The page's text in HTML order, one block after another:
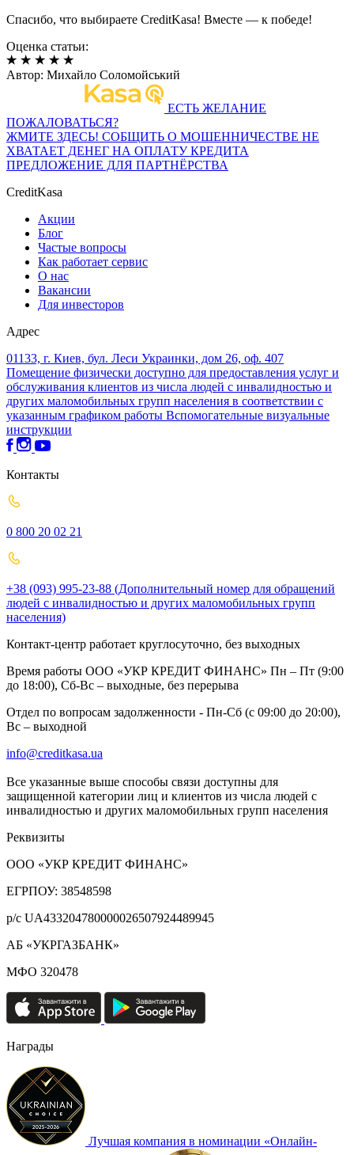
Спасибо, что выбираете CreditKasa! Вместе — к победе!
Оценка статьи:
Автор: Михайло Соломойський
ЕСТЬ ЖЕЛАНИЕ
ПОЖАЛОВАТЬСЯ?
ЖМИТЕ ЗДЕСЬ! СОБЩИТЬ О МОШЕННИЧЕСТВЕ НЕ
ХВАТАЕТ ДЕНЕГ НА ОПЛАТУ КРЕДИТА
ПРЕДЛОЖЕНИЕ ДЛЯ ПАРТНЁРСТВА
CreditKasa
Акции
Блог
Частые вопросы
Как работает сервис
О нас
Вакансии
Для инвесторов
Адрес
01133, г. Киев, бул. Леси Украинки, дом 26, оф. 407
Помещение физически доступно для предоставления услуг и
обслуживания клиентов из числа людей с инвалидностью и
других маломобильных групп населения в соответствии с
указанным графиком работы Вспомогательные визуальные
инструкции
Контакты
0 800 20 02 21
+38 (093) 995-23-88 (Дополнительный номер для обращений
людей с инвалидностью и других маломобильных групп
населения)
Контакт-центр работает круглосуточно, без выходных
Время работы ООО «УКР КРЕДИТ ФИНАНС» Пн – Пт (9:00
до 18:00), Сб-Вс – выходные, без перерыва
Отдел по вопросам задолженности - Пн-Сб (с 09:00 до 20:00),
Вс – выходной
info@creditkasa.ua
Все указанные выше способы связи доступны для
защищенной категории лиц и клиентов из числа людей с
инвалидностью и других маломобильных групп населения
Реквизиты
ООО «УКР КРЕДИТ ФИНАНС»
ЕГРПОУ: 38548598
р/с UA433204780000026507924489945
АБ «УКРГАЗБАНК»
МФО 320478
Награды
Лучшая компания в номинации «Онлайн-